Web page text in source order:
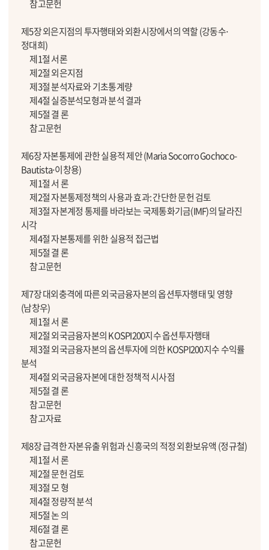
참고문헌
제5장 외은지점의 투자행태와 외환시장에서의 역할 (강동수⋅
정대희)
제1절 서론
제2절 외은지점
제3절 분석자료와 기초통계량
제4절 실증분석모형과 분석 결과
제5절 결 론
참고문헌
제6장 자본통제에 관한 실용적 제안 (Maria Socorro Gochoco-
Bautista⋅이창용)
제1절 서 론
제2절 자본통제정책의 사용과 효과: 간단한 문헌 검토
제3절 자본계정 통제를 바라보는 국제통화기금(IMF)의 달라진
시각
제4절 자본통제를 위한 실용적 접근법
제5절 결 론
참고문헌
제7장 대외충격에 따른 외국금융자본의 옵션투자행태 및 영향
(남창우)
제1절 서 론
제2절 외국금융자본의 KOSPI200지수 옵션투자행태
제3절 외국금융자본의 옵션투자에 의한 KOSPI200지수 수익률
분석
제4절 외국금융자본에 대한 정책적 시사점
제5절 결 론
참고문헌
참고자료
제8장 급격한 자본유출 위험과 신흥국의 적정 외환보유액 (정규철)
제1절 서 론
제2절 문헌 검토
제3절 모 형
제4절 정량적 분석
제5절 논 의
제6절 결 론
참고문헌